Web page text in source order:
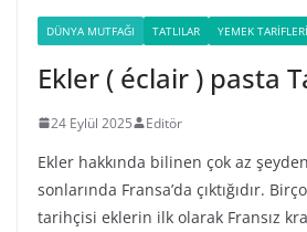
DÜNYA MUTFAĞI TATLILAR YEMEK TARIFLERI
Ekler ( éclair ) pasta
24 Eylül 2025 Editör
Ekler hakkında bilinen çok az
sonlarında Fransa’da çıktığıdır.
tarihçisi eklerin ilk olarak Fransız